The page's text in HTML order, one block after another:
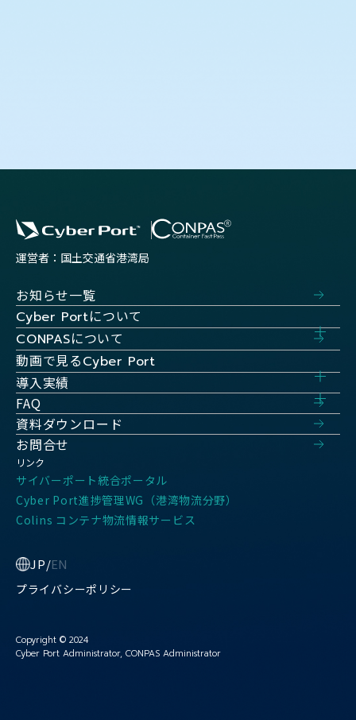
運営者：国土交通省港湾局
お知らせ一覧
Cyber Portについて
CONPASについて
動画で見るCyber Port
導入実績
FAQ
資料ダウンロード
お問合せ
リンク
サイバーポート統合ポータル
Cyber Port進捗管理WG（港湾物流分野）
Colins コンテナ物流情報サービス
JP/EN
プライバシーポリシー
Copyright © 2024
Cyber Port Administrator, CONPAS Administrator